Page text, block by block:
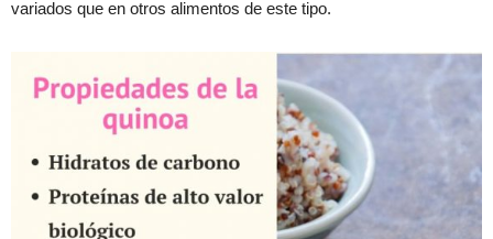
variados que en otros alimentos de este tipo.